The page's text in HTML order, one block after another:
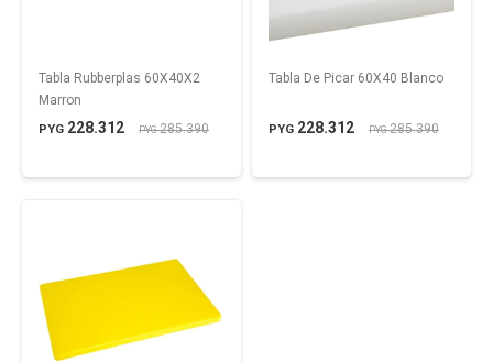
Tabla Rubberplas 60X40X2
Marron
PYG 228.312 PYG285.390
Tabla De Picar 60X40 Blanco
PYG 228.312 PYG285.390